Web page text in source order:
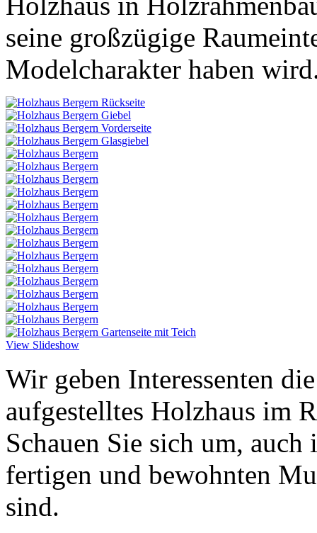
seine großzügige
Modelcharakter haben
View Slideshow
Wir geben Interessenten
aufgestelltes Holzhaus im
Schauen Sie sich um,
fertigen und bewohnten
sind.